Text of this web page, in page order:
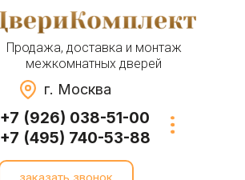
Продажа, доставка и монтаж
межкомнатных дверей
г. Москва
+7 (926) 038-51-00
+7 (495) 740-53-88